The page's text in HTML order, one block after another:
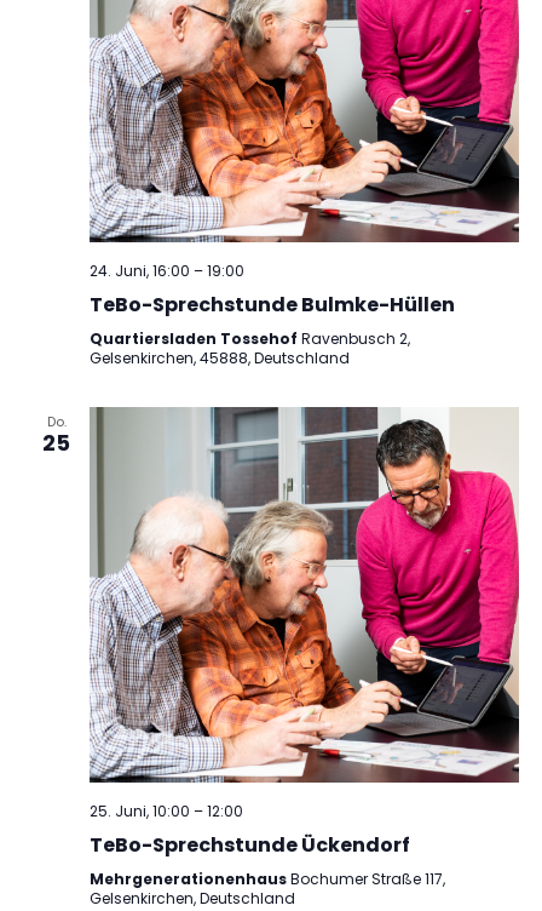
24. Juni, 16:00 –19:00
TeBo-Sprechstunde Bulmke-Hüllen
Quartiersladen Tossehof Ravenbusch 2,
Gelsenkirchen, 45888, Deutschland
Do.
25
25. Juni, 10:00 –12:00
TeBo-Sprechstunde Ückendorf
MehrgenerationenhausBochumer Straße 117,
Gelsenkirchen, Deutschland